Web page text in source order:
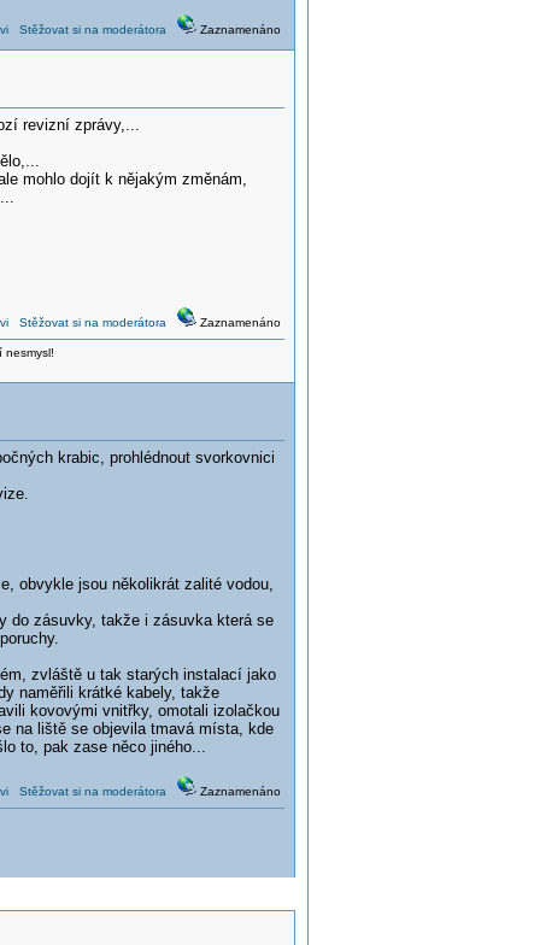
Stěžovat si na moderátora Zaznamenáno
revizní zprávy,...
mohlo dojít k nějakým změnám,
Stěžovat si na moderátora Zaznamenáno
nesmysl!
krabic, prohlédnout svorkovnici
obvykle jsou několikrát zalité vodou,
do zásuvky, takže i zásuvka která se
zvláště u tak starých instalací jako
naměřili krátké kabely, takže
kovovými vnitřky, omotali izolačkou
na liště se objevila tmavá místa, kde
to, pak zase něco jiného...
Stěžovat si na moderátora Zaznamenáno